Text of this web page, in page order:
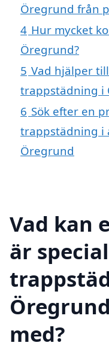
Öregrund från
4 Hur mycket
Öregrund?
5 Vad hjälper
trappstädning i
6 Sök efter en
trappstädning i
Öregrund
Vad kan
är
med?